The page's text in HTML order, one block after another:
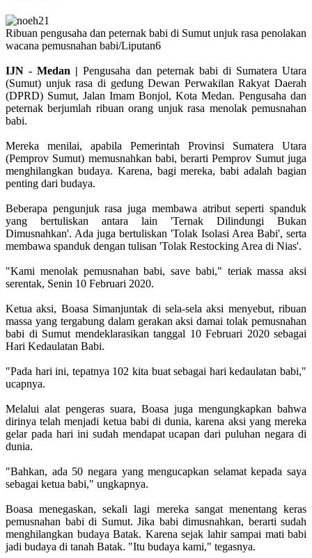
Ribuan pengusaha dan peternak babi di Sumut unjuk rasa penolakan
wacana pemusnahan babi/Liputan6
IJN - Medan | Pengusaha dan peternak babi di Sumatera Utara
(Sumut) unjuk rasa di gedung Dewan Perwakilan Rakyat Daerah
(DPRD) Sumut, Jalan Imam Bonjol, Kota Medan. Pengusaha dan
peternak berjumlah ribuan orang unjuk rasa menolak pemusnahan
babi.
Mereka menilai, apabila Pemerintah Provinsi Sumatera Utara
(Pemprov Sumut) memusnahkan babi, berarti Pemprov Sumut juga
menghilangkan budaya. Karena, bagi mereka, babi adalah bagian
penting dari budaya.
Beberapa pengunjuk rasa juga membawa atribut seperti spanduk
yang bertuliskan antara lain 'Ternak Dilindungi Bukan
Dimusnahkan'. Ada juga bertuliskan 'Tolak Isolasi Area Babi', serta
membawa spanduk dengan tulisan 'Tolak Restocking Area di Nias'.
"Kami menolak pemusnahan babi, save babi," teriak massa aksi
serentak, Senin 10 Februari 2020.
Ketua aksi, Boasa Simanjuntak di sela-sela aksi menyebut, ribuan
massa yang tergabung dalam gerakan aksi damai tolak pemusnahan
babi di Sumut mendeklarasikan tanggal 10 Februari 2020 sebagai
Hari Kedaulatan Babi.
"Pada hari ini, tepatnya 102 kita buat sebagai hari kedaulatan babi,"
ucapnya.
Melalui alat pengeras suara, Boasa juga mengungkapkan bahwa
dirinya telah menjadi ketua babi di dunia, karena aksi yang mereka
gelar pada hari ini sudah mendapat ucapan dari puluhan negara di
dunia.
"Bahkan, ada 50 negara yang mengucapkan selamat kepada saya
sebagai ketua babi," ungkapnya.
Boasa menegaskan, sekali lagi mereka sangat menentang keras
pemusnahan babi di Sumut. Jika babi dimusnahkan, berarti sudah
menghilangkan budaya Batak. Karena sejak lahir sampai mati babi
jadi budaya di tanah Batak. "Itu budaya kami," tegasnya.